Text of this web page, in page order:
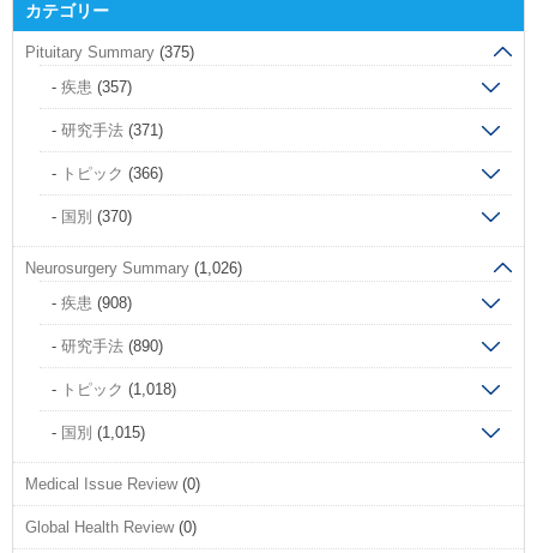
カテゴリー
Pituitary Summary (375)
疾患 (357)
研究手法 (371)
トピック (366)
国別 (370)
Neurosurgery Summary (1,026)
疾患 (908)
研究手法 (890)
トピック (1,018)
国別 (1,015)
Medical Issue Review(0)
Global Health Review(0)